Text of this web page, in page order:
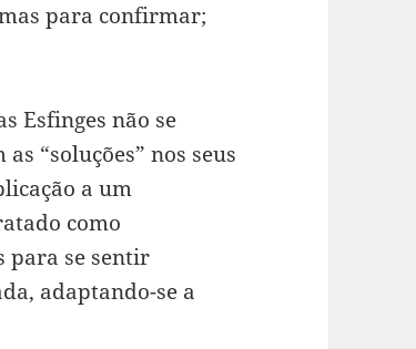
para confirmar;
Esfinges não se
“soluções” nos seus
a um
como
para se sentir
adaptando-se a